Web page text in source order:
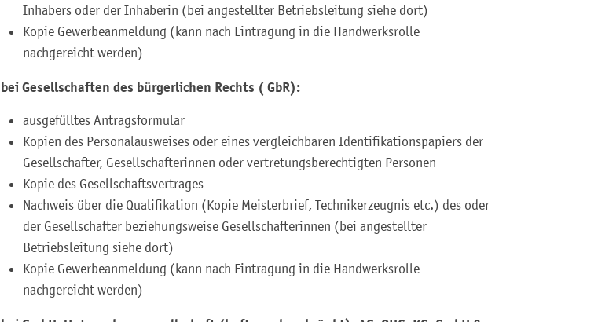
Inhabers oder der Inhaberin (bei angestellter Betriebsleitung siehe dort)
Kopie Gewerbeanmeldung (kann nach Eintragung in die Handwerksrolle
nachgereicht werden)
bei Gesellschaften des bürgerlichen Rechts ( GbR):
ausgefülltes Antragsformular
Kopien des Personalausweises oder eines vergleichbaren Identifikationspapiers der
Gesellschafter, Gesellschafterinnen oder vertretungsberechtigten Personen
Kopie des Gesellschaftsvertrages
Nachweis über die Qualifikation (Kopie Meisterbrief, Technikerzeugnis etc.) des oder
der Gesellschafter beziehungsweise Gesellschafterinnen (bei angestellter
Betriebsleitung siehe dort)
Kopie Gewerbeanmeldung (kann nach Eintragung in die Handwerksrolle
nachgereicht werden)